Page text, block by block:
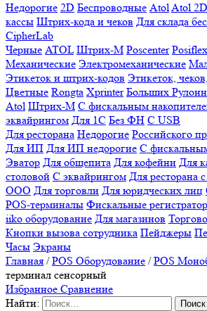
Недорогие 2D Беспроводные AtolAtol 2D
кассы Штрих-кода и чеков Для склада
CipherLab
Черные ATOL Штрих-М Poscenter Posiflex
Механические Электромеханические
Этикеток и штрих-кодов Этикеток,
Цветные Rongta Xprinter Больших
Atol Штрих-М С фискальным
эквайрингом Для 1С Без ФН С USB
Для ресторана Недорогие Российского
Для ИП Для ИП недорогие С
Эватор Для общепита Для кофейни Для
столовой С эквайрингом Для ресторана
ООО Для торговли Для юридческих лиц
POS-терминалы Фискальные
iiko оборудование Для магазинов
Кнопки вызова сотрудника Пейджеры
Часы Экраны
Главная /POS Оборудование /POS
терминал сенсорный
Избранное Сравнение
Найти: